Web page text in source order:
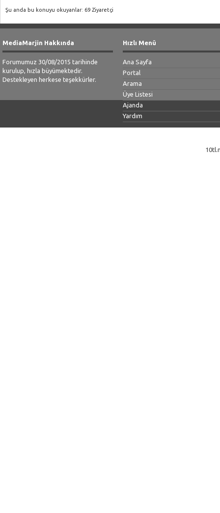
Şu anda bu konuyu okuyanlar: 69 Ziyaretçi
MediaMarjin Hakkında
Forumumuz 30/08/2015 tarihinde
kurulup, hızla büyümektedir.
Destekleyen herkese teşekkürler.
Hızlı Menü
Ana Sayfa
Portal
Arama
Üye Listesi
Ajanda
Yardım